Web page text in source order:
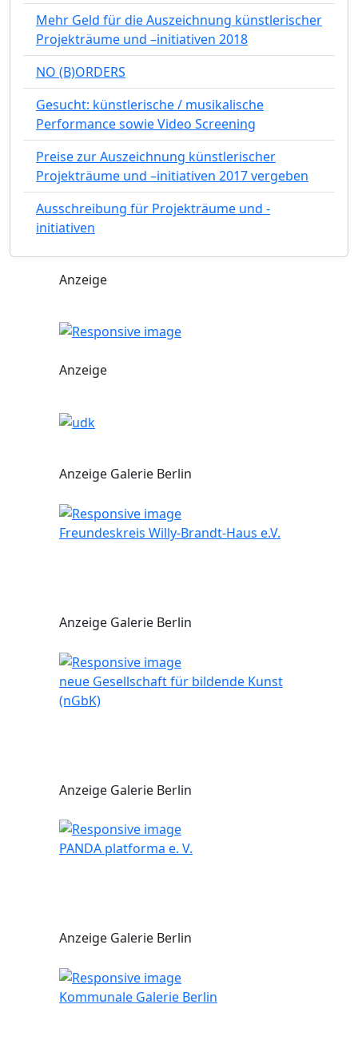
Mehr Geld für die Auszeichnung künstlerischer
Projekträume und –initiativen 2018
NO (B)ORDERS
Gesucht: künstlerische / musikalische
Performance sowie Video Screening
Preise zur Auszeichnung künstlerischer
Projekträume und –initiativen 2017 vergeben
Ausschreibung für Projekträume und -
initiativen
Anzeige
Anzeige
Anzeige Galerie Berlin
Freundeskreis Willy-Brandt-Haus e.V.
Anzeige Galerie Berlin
neue Gesellschaft für bildende Kunst
(nGbK)
Anzeige Galerie Berlin
PANDA platforma e. V.
Anzeige Galerie Berlin
Kommunale Galerie Berlin